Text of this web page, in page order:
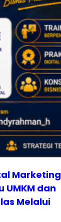
Marketing
UMKM dan
Melalui